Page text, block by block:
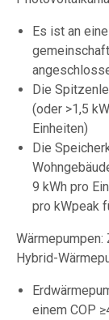
Es ist an
Die
(oder >1,5
Einheiten)
Die
9 kWh pro
pro kWpeak
Wärmepumpen:
Hybrid-
einem COP